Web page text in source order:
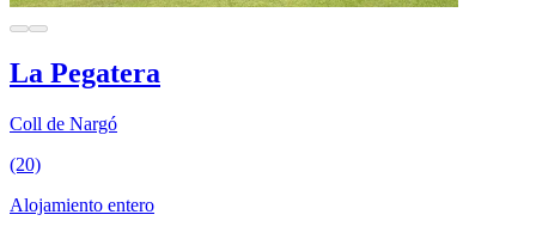
La Pegatera
Coll de Nargó
(20)
Alojamiento entero